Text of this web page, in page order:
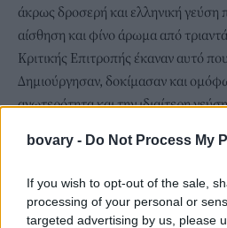
bovary - Do Not Process My
If you wish to opt-out of the sale,
processing of your personal or
targeted advertising by us, please
άκρως δροσερή και ελληνική γεύση
αίσθηση και φίνο άρωμα από
Κριτικής Επιτροπής έκαναν αυτό
Δημιούργησαν, δοκίμασαν και
ανωτερότητα και την ιδιαίτερη
επαγγελματική κουζίνα.